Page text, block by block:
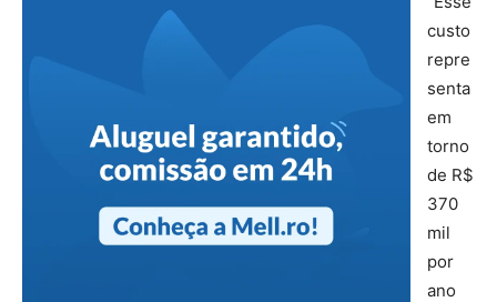
custo
repre
senta
em
torno
de R$
370
mil
por
ano